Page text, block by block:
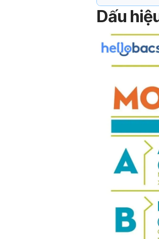
Dấu